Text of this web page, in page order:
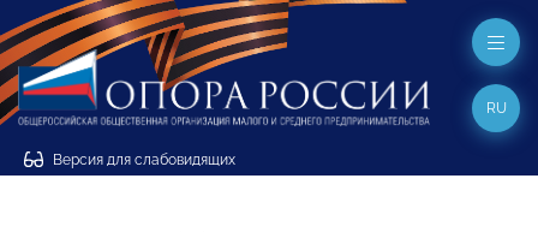
Версия для слабовидящих
RU